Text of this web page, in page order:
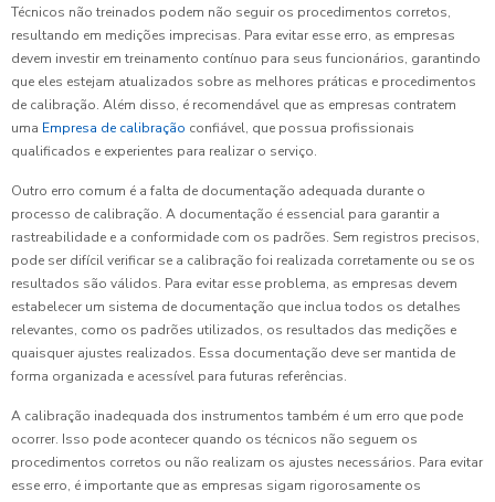
Técnicos não treinados podem não seguir os procedimentos corretos,
resultando em medições imprecisas. Para evitar esse erro, as empresas
devem investir em treinamento contínuo para seus funcionários, garantindo
que eles estejam atualizados sobre as melhores práticas e procedimentos
de calibração. Além disso, é recomendável que as empresas contratem
uma Empresa de calibração confiável, que possua profissionais
qualificados e experientes para realizar o serviço.
Outro erro comum é a falta de documentação adequada durante o
processo de calibração. A documentação é essencial para garantir a
rastreabilidade e a conformidade com os padrões. Sem registros precisos,
pode ser difícil verificar se a calibração foi realizada corretamente ou se os
resultados são válidos. Para evitar esse problema, as empresas devem
estabelecer um sistema de documentação que inclua todos os detalhes
relevantes, como os padrões utilizados, os resultados das medições e
quaisquer ajustes realizados. Essa documentação deve ser mantida de
forma organizada e acessível para futuras referências.
A calibração inadequada dos instrumentos também é um erro que pode
ocorrer. Isso pode acontecer quando os técnicos não seguem os
procedimentos corretos ou não realizam os ajustes necessários. Para evitar
esse erro, é importante que as empresas sigam rigorosamente os